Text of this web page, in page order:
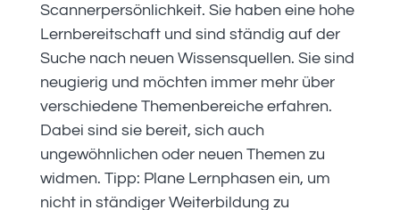
Scannerpersönlichkeit. Sie haben eine hohe
Lernbereitschaft und sind ständig auf der
Suche nach neuen Wissensquellen. Sie sind
neugierig und möchten immer mehr über
verschiedene Themenbereiche erfahren.
Dabei sind sie bereit, sich auch
ungewöhnlichen oder neuen Themen zu
widmen. Tipp: Plane Lernphasen ein, um
nicht in ständiger Weiterbildung zu